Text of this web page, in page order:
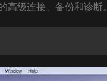
高级连接、备份和诊断。